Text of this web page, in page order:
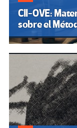
CII-OVE:
sobre el